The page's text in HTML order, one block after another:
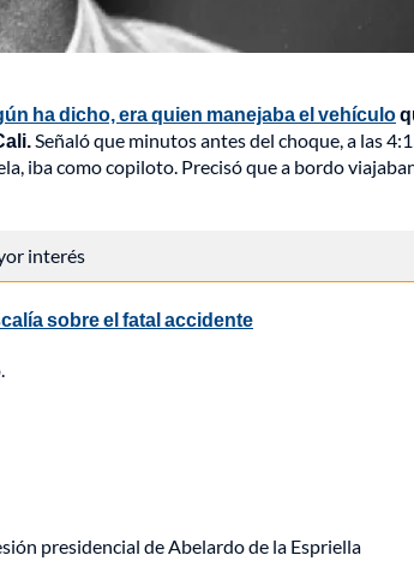
ha dicho, era quien manejaba el vehículo
Señaló que minutos antes del choque, a las
iba como copiloto. Precisó que a bordo
interés
sobre el fatal accidente
presidencial de Abelardo de la Espriella